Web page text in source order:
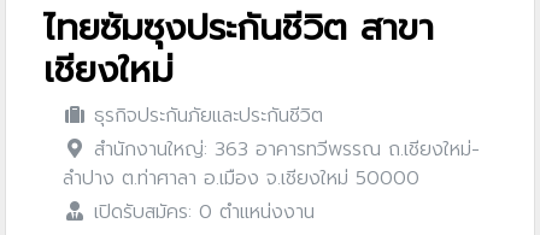
ไทยซัมซุงประกันชีวิต สาขา
เชียงใหม่
ธุรกิจประกันภัยและประกันชีวิต
สำนักงานใหญ่: 363 อาคารทวีพรรณ ถ.เชียงใหม่-
ลำปาง ต.ท่าศาลา อ.เมือง จ.เชียงใหม่ 50000
เปิดรับสมัคร: 0 ตำแหน่งงาน